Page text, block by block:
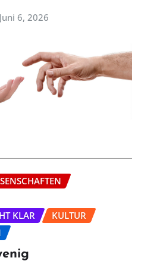
Juni 6, 2026
KLAR
KULTUR